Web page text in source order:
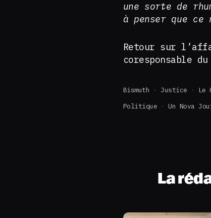
une sorte de
à penser que ce
Retour sur
coresponsable
Bismuth Justice Le
Politique
Un Nova
La